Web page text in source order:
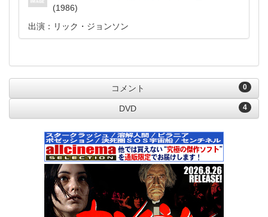
1986
出演：リック・ジョンソン
0
コメント
4
DVD